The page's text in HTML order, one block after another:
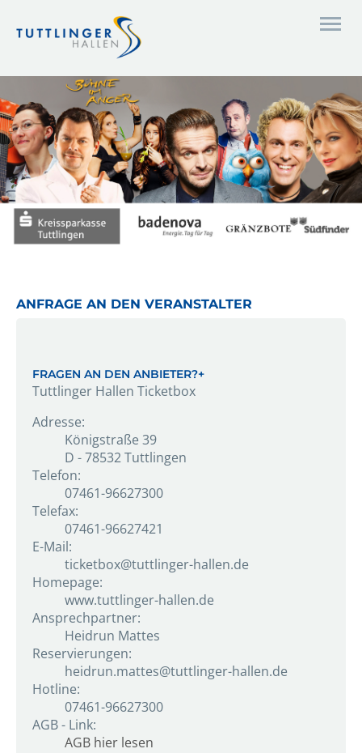
ANFRAGE AN DEN VERANSTALTER
FRAGEN AN DEN ANBIETER?+
Tuttlinger Hallen Ticketbox
Adresse:
Königstraße 39
D - 78532 Tuttlingen
Telefon:
07461-96627300
Telefax:
07461-96627421
E-Mail:
ticketbox@tuttlinger-hallen.de
Homepage:
www.tuttlinger-hallen.de
Ansprechpartner:
Heidrun Mattes
Reservierungen:
heidrun.mattes@tuttlinger-hallen.de
Hotline:
07461-96627300
AGB - Link:
AGB hier lesen